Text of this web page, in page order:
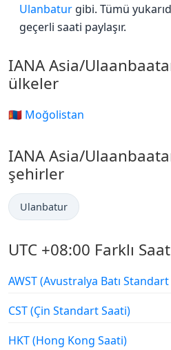
Ulanbatur gibi. Tümü
geçerli saati paylaşır.
IANA Asia/
ülkeler
🇲🇳 Moğolistan
IANA Asia/
şehirler
Ulanbatur
UTC +08:00 Farklı
AWST (Avustralya Batı
CST (Çin Standart Saati)
HKT (Hong Kong Saati)